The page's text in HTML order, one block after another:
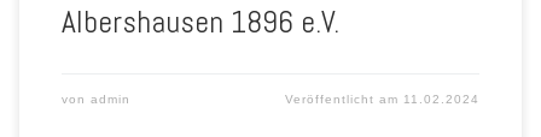
Albershausen 1896 e.V.
von admin Veröffentlicht am 11.02.2024